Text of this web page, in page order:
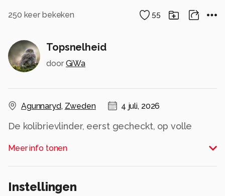
250 keer bekeken 55
Topsnelheid
door GiWa
Agunnaryd, Zweden 4 juli, 2026
De kolibrievlinder, eerst gecheckt, op volle
Ook bij deze soort is de nepeta favoriet.
Meer info tonen
Instellingen